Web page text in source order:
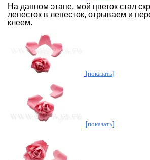
На данном этапе, мой цветок стал
лепесток в лепесток, отрываем и
клеем.
[показать]
[показать]